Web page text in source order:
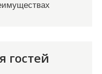
гостей